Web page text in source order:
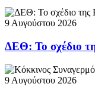
9 Αυγούστου 2026
ΔΕΘ: Το σχέδιο
9 Αυγούστου 2026